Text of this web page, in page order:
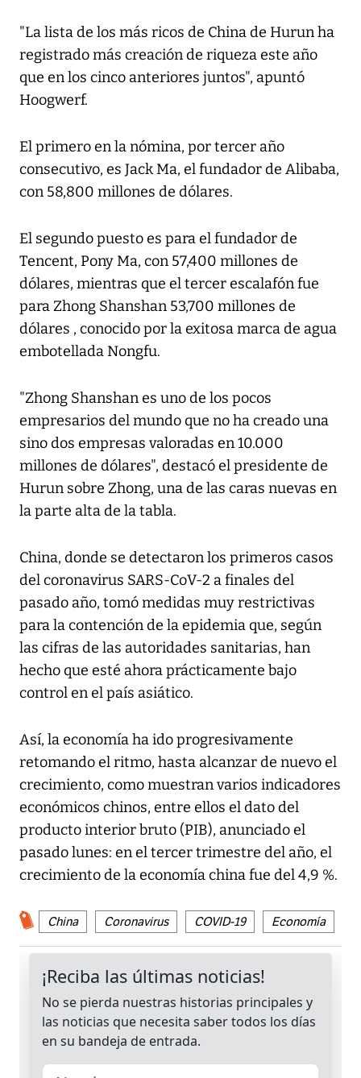
"La lista de los más ricos de China de Hurun ha
registrado más creación de riqueza este año
que en los cinco anteriores juntos", apuntó
Hoogwerf.
El primero en la nómina, por tercer año
consecutivo, es Jack Ma, el fundador de Alibaba,
con 58,800 millones de dólares.
El segundo puesto es para el fundador de
Tencent, Pony Ma, con 57,400 millones de
dólares, mientras que el tercer escalafón fue
para Zhong Shanshan 53,700 millones de
dólares , conocido por la exitosa marca de agua
embotellada Nongfu.
"Zhong Shanshan es uno de los pocos
empresarios del mundo que no ha creado una
sino dos empresas valoradas en 10.000
millones de dólares", destacó el presidente de
Hurun sobre Zhong, una de las caras nuevas en
la parte alta de la tabla.
China, donde se detectaron los primeros casos
del coronavirus SARS-CoV-2 a finales del
pasado año, tomó medidas muy restrictivas
para la contención de la epidemia que, según
las cifras de las autoridades sanitarias, han
hecho que esté ahora prácticamente bajo
control en el país asiático.
Así, la economía ha ido progresivamente
retomando el ritmo, hasta alcanzar de nuevo el
crecimiento, como muestran varios indicadores
económicos chinos, entre ellos el dato del
producto interior bruto (PIB), anunciado el
pasado lunes: en el tercer trimestre del año, el
crecimiento de la economía china fue del 4,9 %.
China Coronavirus COVID-19 Economía